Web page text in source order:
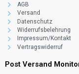
Surprise Box
3% 2,07 €
AGB
Versand
Datenschutz
Widerrufsbelehrung
Impressum/Kontakt
Vertragswiderruf
Post Versand